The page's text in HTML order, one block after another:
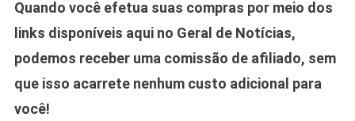
Quando você efetua suas compras por meio dos
links disponíveis aqui no Geral de Notícias,
podemos receber uma comissão de afiliado, sem
que isso acarrete nenhum custo adicional para
você!